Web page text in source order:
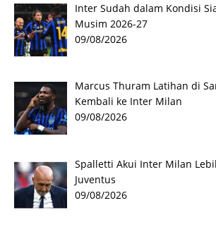
Inter Sudah dalam Kondisi
Musim 2026-27
09/08/2026
Marcus Thuram Latihan di
Kembali ke Inter Milan
09/08/2026
Spalletti Akui Inter Milan
Juventus
09/08/2026